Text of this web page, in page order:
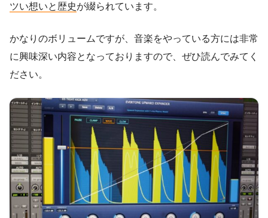
ツい想いと歴史が綴られています。
かなりのボリュームですが、音楽をやっている方には非常
に興味深い内容となっておりますので、ぜひ読んでみてく
ださい。